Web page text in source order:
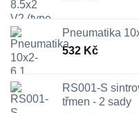
Pneumatika
532 Kč
RS001-S
třmen - 2 sady